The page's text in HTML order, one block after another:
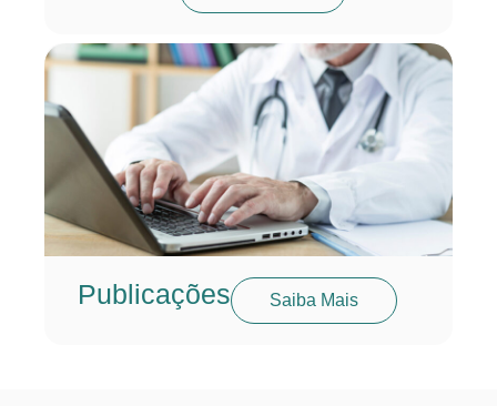
Publicações Saiba Mais